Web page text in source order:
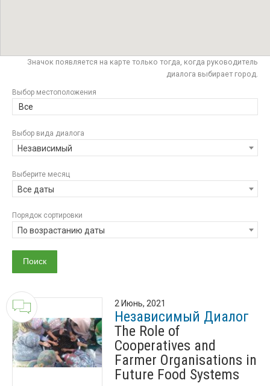
Значок появляется на карте только тогда, когда руководитель
диалога выбирает город.
Выбор местоположения
Все
Выбор вида диалога
Независимый
Выберите месяц
Все даты
Порядок сортировки
По возрастанию даты
2 Июнь, 2021
Независимый Диалог
The Role of
Cooperatives and
Farmer Organisations in
Future Food Systems